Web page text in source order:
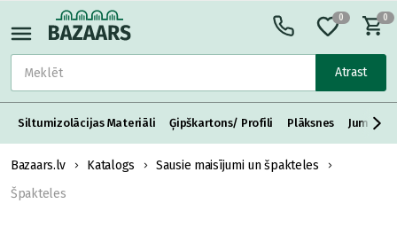
Atrast
0 0
Siltumizolācijas Materiāli Ģipškartons/ Profili Plāksnes Jumta
Bazaars.lv Katalogs
Sausie maisījumi un špakteles
Špakteles